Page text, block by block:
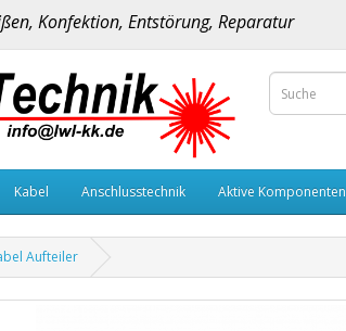
Konfektion, Entstörung, Reparatur
Kabel Anschlusstechnik Aktive Komponenten
Aufteiler